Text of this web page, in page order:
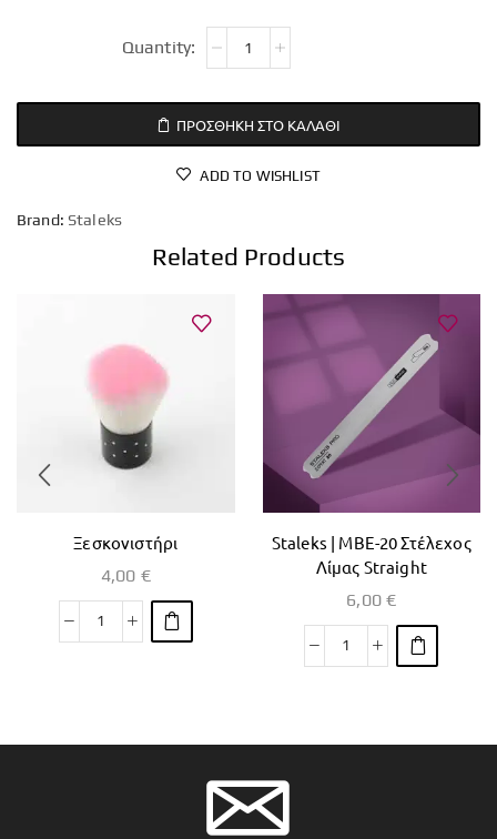
ΠΡΟΣΘΉΚΗ ΣΤΟ ΚΑΛΆΘΙ
ADD TO WISHLIST
Brand: Staleks
Related Products
Ξεσκονιστήρι
4,00 €
Staleks | MBE-20 Στέλεχος
Λίμας Straight
6,00€